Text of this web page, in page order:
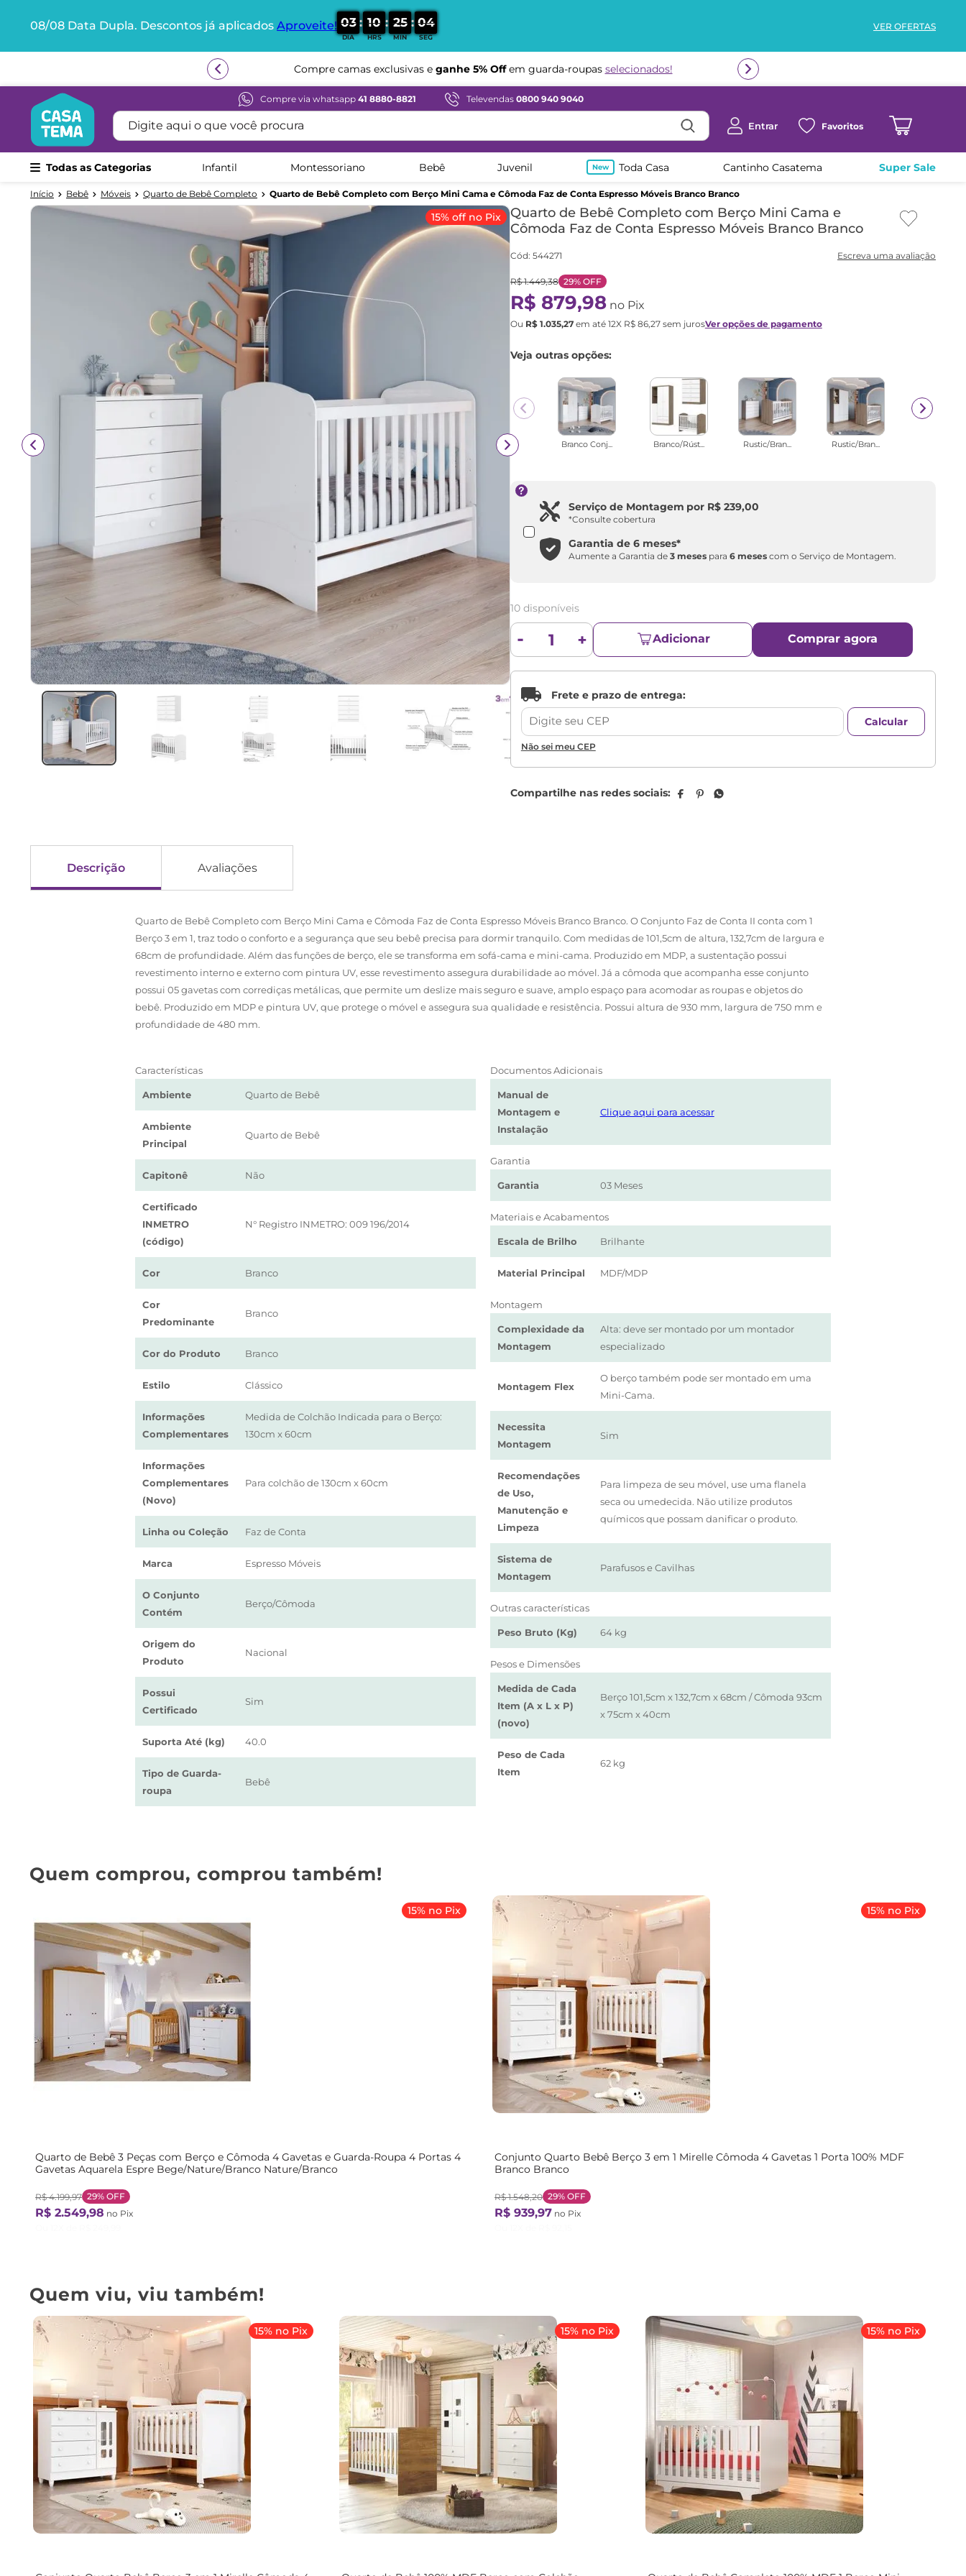
08/08 Data Dupla. Descontos já aplicados Aproveite! 03
DIA
: 10
HRS
: 25
MIN
: 03
SEG
VER OFERTAS
Compre camas exclusivas eganhe 5% Offem guarda-roupasselecionados!
Compre em ate 12x sem juros
Compre via whatsapp 41 8880-8821 Televendas 0800 940 9040
Digite aqui o que você procura
Entrar Favoritos
Todas as Categorias Infantil Montessoriano Bebê Juvenil Toda Casa Cantinho Casatema Super Sale
Bebê Móveis Quarto de Bebê Completo Quarto de Bebê Completo com Berço Mini Cama e Cômoda Faz de Conta Espresso Móveis Branco Branco
15% off no Pix
Quarto de Bebê Completo com Berço Mini Cama e
Cômoda Faz de Conta Espresso Móveis Branco Branco
Cód: 544271
R$ 1.449,38 29%OFF
R$ 879,98no Pix
Ou R$ 1.035,27em até 12X R$ 86, 27sem jurosVer opções de pagamento
Veja outras opções:
Branco Conj... Branco/Rúst... Rustic/Bran... Rustic/Bran...
Serviço de Montagem por R$ 239,00
*Consulte cobertura
Garantia de6 meses*
Aumente a Garantia de3 meses para6 meses com o Serviço de Montagem.
10 disponíveis
Adicionar Comprar agora
Não sei meu CEP
Descrição Avaliações
Quarto de Bebê Completo com Berço Mini Cama e Cômoda Faz de Conta Espresso Móveis Branco Branco. O Conjunto Faz de Conta II conta com 1
Berço 3 em 1, traz todo o conforto e a segurança que seu bebê precisa para dormir tranquilo. Com medidas de 101,5cm de altura, 132,7cm de largura e
68cm de profundidade. Além das funções de berço, ele se transforma em sofá-cama e mini-cama. Produzido em MDP, a sustentação possui
revestimento interno e externo com pintura UV, esse revestimento assegura durabilidade ao móvel. Já a cômoda que acompanha esse conjunto
possui 05 gavetas com corrediças metálicas, que permite um deslize mais seguro e suave, amplo espaço para acomodar as roupas e objetos do
bebê. Produzido em MDP e pintura UV, que protege o móvel e assegura sua qualidade e resistência. Possui altura de 930 mm, largura de 750 mm e
profundidade de 480 mm.
Características
Ambiente Quarto de Bebê
Ambiente
Principal
Quarto de Bebê
Capitonê Não
Certificado
INMETRO
(código)
N° Registro INMETRO: 009 196/2014
Cor Branco
Cor
Predominante
Branco
Cor do Produto Branco
Estilo Clássico
Informações
Complementares
Medida de Colchão Indicada para o Berço:
130cm x 60cm
Informações
Complementares
(Novo)
Para colchão de 130cm x 60cm
Linha ou Coleção Faz de Conta
Marca Espresso Móveis
O Conjunto
Contém
Berço/Cômoda
Origem do
Produto
Nacional
Possui
Certificado
Sim
Suporta Até (kg) 40.0
Tipo de Guarda-
roupa
Bebê
Documentos Adicionais
Manual de
Montagem e
Instalação
Clique aqui para acessar
Garantia
Garantia 03 Meses
Materiais e Acabamentos
Escala de Brilho Brilhante
Material Principal MDF/MDP
Montagem
Complexidade da
Montagem
Alta: deve ser montado por um montador
especializado
Montagem Flex
O berço também pode ser montado em uma
Mini-Cama.
Necessita
Montagem
Sim
Recomendações
de Uso,
Manutenção e
Limpeza
Para limpeza de seu móvel, use uma flanela
seca ou umedecida. Não utilize produtos
químicos que possam danificar o produto.
Sistema de
Montagem
Parafusos e Cavilhas
Outras características
Peso Bruto (Kg) 64 kg
Pesos e Dimensões
Medida de Cada
Item (A x L x P)
(novo)
Berço 101,5cm x 132,7cm x 68cm / Cômoda 93cm
x 75cm x 40cm
Peso de Cada
Item
62 kg
Quem comprou, comprou também!
15% no Pix
Quarto de Bebê 3 Peças com Berço e Cômoda 4 Gavetas e Guarda-Roupa 4 Portas 4
Gavetas Aquarela Espre Bege/Nature/Branco Nature/Branco
R$ 4.199,97 29% OFF
R$ 2.549,98 no Pix
15% no Pix
Conjunto Quarto Bebê Berço 3 em 1 Mirelle Cômoda 4 Gavetas 1 Porta 100% MDF
Branco Branco
R$ 1.548,20 29% OFF
R$ 939,97 no Pix
Quem viu, viu também!
15% no Pix 15% no Pix 15% no Pix
Termos mais buscados
guarda roupa
aria
bicama
escrivaninha
treliche
petit